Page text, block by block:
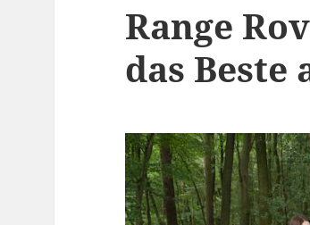
Range
das Beste